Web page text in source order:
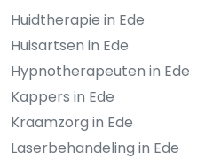
Huidtherapie in Ede
Huisartsen in Ede
Hypnotherapeuten in Ede
Kappers in Ede
Kraamzorg in Ede
Laserbehandeling in Ede